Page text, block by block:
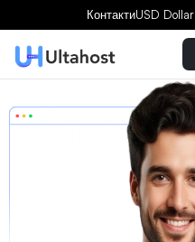
КонтактиUSD Dollar